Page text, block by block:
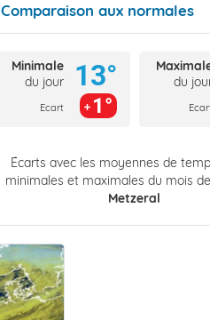
Comparaison aux normales
Minimale
du jour
Ecart
13°
1°
du
Écarts avec les moyennes de
minimales et maximales du mois de
Metzeral